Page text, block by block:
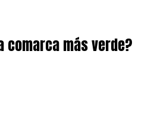
comarca más verde?